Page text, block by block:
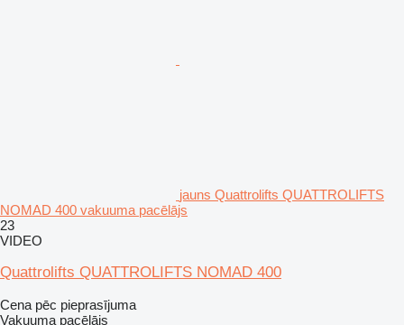
jauns Quattrolifts QUATTROLIFTS
NOMAD 400 vakuuma pacēlājs
23
VIDEO
Quattrolifts QUATTROLIFTS NOMAD 400
Cena pēc pieprasījuma
Vakuuma pacēlājs